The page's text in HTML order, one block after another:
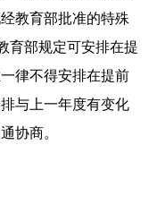
教育部批准的特殊
育部规定可安排在提
律不得安排在提前
与上一年度有变化
协商。